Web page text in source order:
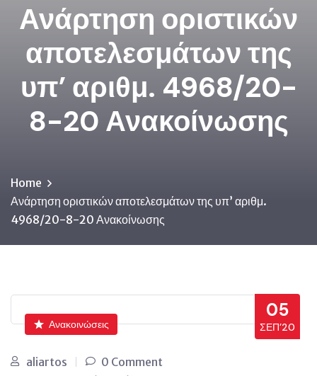
Ανάρτηση οριστικών
αποτελεσμάτων της
υπ’ αριθμ. 4968/20-
8-20 Ανακοίνωσης
Home
Ανάρτηση οριστικών αποτελεσμάτων της υπ’ αριθμ.
4968/20-8-20 Ανακοίνωσης
05
ΣΕΠ’20
Ανακοινώσεις
aliartos 0 Comment